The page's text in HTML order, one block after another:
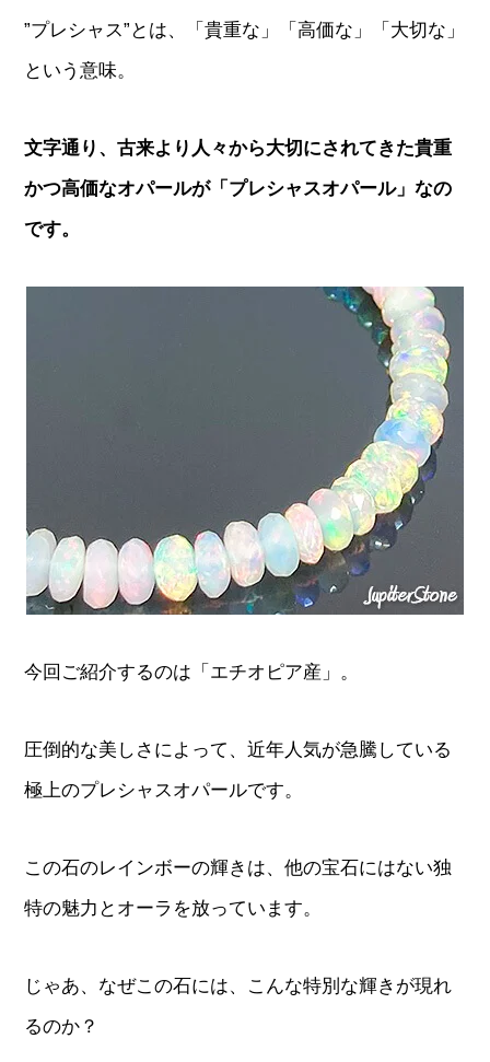
”プレシャス”とは、「貴重な」「高価な」「大切な」
という意味。
文字通り、古来より人々から大切にされてきた貴重
かつ高価なオパールが「プレシャスオパール」なの
です。
今回ご紹介するのは「エチオピア産」。
圧倒的な美しさによって、近年人気が急騰している
極上のプレシャスオパールです。
この石のレインボーの輝きは、他の宝石にはない独
特の魅力とオーラを放っています。
じゃあ、なぜこの石には、こんな特別な輝きが現れ
るのか？